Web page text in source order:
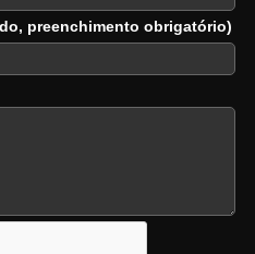
preenchimento obrigatório)